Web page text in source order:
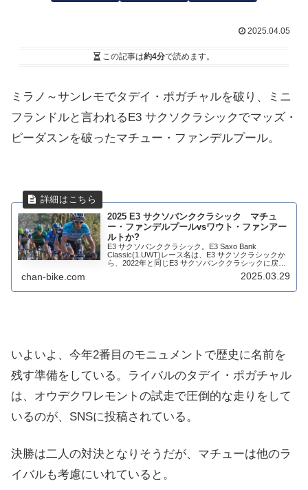
2025.04.05
この記事は約4分で読めます。
ミラノ～サンレモでタデイ・ポガチャルを破り、ミニ
フランドルと言われるE3 サクソクラシックでマッズ・
ピーダスンを破ったマチュー・ファンデルプール。
2025 E3 サクソバンククラシック マチュ
ー・ファンデルプールvsワウト・ファンアー
ルトか?
E3 サクソバンククラシック。E3 Saxo Bank
Classic(1.UWT)レース名は、E3 サクソクラシックか
ら、2022年と同じE3 サクソバンククラシックに戻っ
ている。フランダースの石畳のクラシックの幕開けと
chan-bike.com 2025.03.29
いよいよ、今年2番目のモニュメントで歴史に名前を
残す準備をしている。ライバルのタデイ・ポガチャル
は、オウデクワレモントの試走で圧倒的な走りをして
いるのが、SNSに投稿されている。
決勝は二人の対決となりそうだが、マチューは他のラ
イバルも考慮にいれていると。